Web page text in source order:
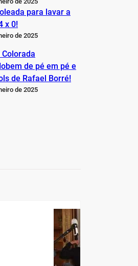
para lavar a
x 0!
de 2025
de pé em pé e
de Rafael Borré!
de 2025